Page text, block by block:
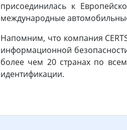
присоединилась к
международные
Напомним, что компания
информационной
более чем 20 странах по
идентификации.